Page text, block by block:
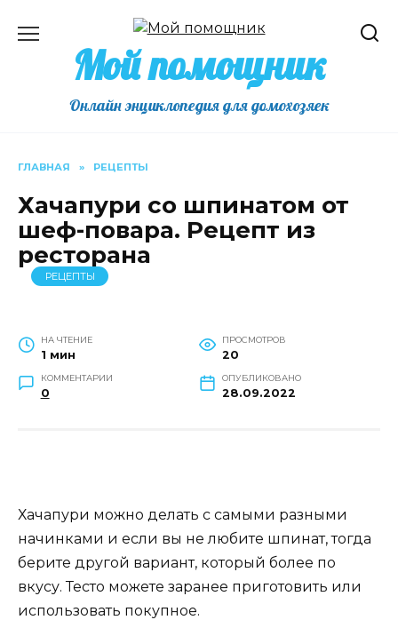
содержаниюМой помощник
Онлайн энциклопедия для домохозяек
ГЛАВНАЯ » РЕЦЕПТЫ
Хачапури со шпинатом от
шеф-повара. Рецепт из
ресторана
РЕЦЕПТЫ
НА ЧТЕНИЕ
1 мин
ПРОСМОТРОВ
20
КОММЕНТАРИИ
0
ОПУБЛИКОВАНО
28.09.2022
Хачапури можно делать с самыми разными
начинками и если вы не любите шпинат, тогда
берите другой вариант, который более по
вкусу. Тесто можете заранее приготовить или
использовать покупное.